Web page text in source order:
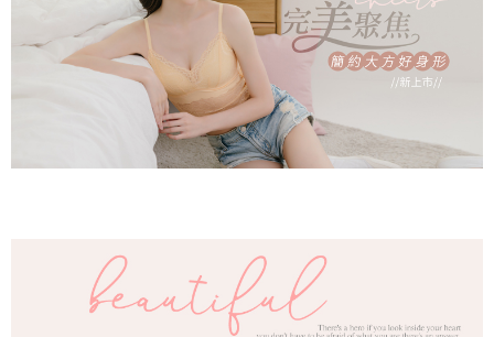
[Arahan Pembayaran]
Pembayaran ansuran melalui OP Pay Later akan dibilkan secara
berasingan dan tidak termasuk dalam bil telekom anda. SMS peringatan
pembayaran akan dihantar selepas kitaran bil bulanan.
Selepas mengakses bil melalui pautan dalam SMS, anda boleh
menyelesaikan pembayaran anda melalui salah satu saluran berikut: kod
bar kedai serbaneka, kedai runcit Taiwan Mobile, pemindahan bank,
Perkhidmatan ini disediakan oleh Taiwan Mobile Co., Ltd. (“Syarikat”),
yang membolehkan pelanggan membeli barangan atau perkhidmatan
melalui perkhidmatan ini pada masa transaksi. Hasil daripada pembelian
atau pembayaran ansuran akan dipindahkan oleh peniaga kepada
Tempoh pembayaran dikira dari masa kedai meminta pembayaran anda,
ditambah dengan bilangan hari yang boleh dilanjutkan oleh AFTEE. Anda
boleh melanjutkan tempoh pembayaran anda sebelum anda menerima
pesanan. Walau bagaimanapun, tiada jaminan bahawa anda boleh
menerima pesanan anda semasa tempoh pembayaran (cth.: produk
prapesanan atau produk yang mungkin mengambil masa yang lebih
lama untuk dihantar). Oleh itu, anda dikehendaki membuat pembayaran
kepada AFTEE dalam tempoh sama ada anda menerima pesanan.
keputusan pensijilan dan semakan oleh AFTEE.
2. Amaun perbelanjaan minimum mestilah lebih besar daripada NT$20.
3. Pada masa ini hanya tersedia untuk ahli Taiwan.
NT$499 atau lebih
萊爾富取貨付款
NT$80/pesanan | Penghantaran percuma untuk pesanan
NT$80/pesanan | Penghantaran percuma untuk pesanan
NT$799 atau lebih